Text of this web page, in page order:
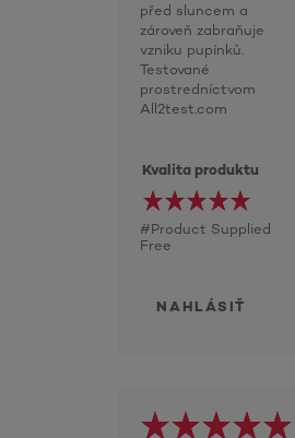
před sluncem a
zároveň zabraňuje
vzniku pupínků.
Testované
prostredníctvom
All2test.com
Kvalita produktu
#Product Supplied
Free
NAHLÁSIŤ